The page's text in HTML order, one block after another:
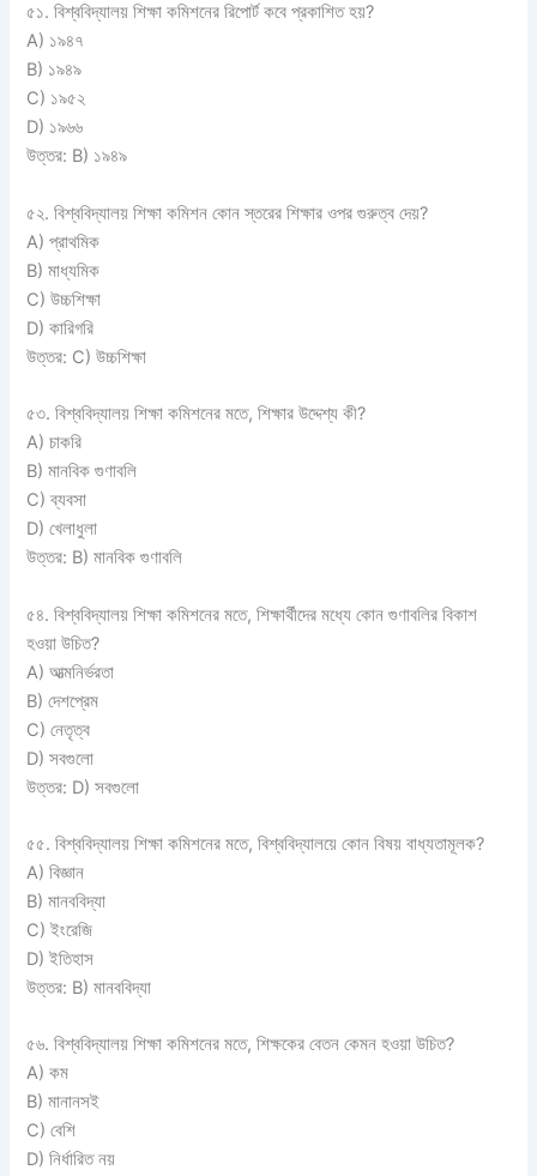
৫১. বিশ্ববিদ্যালয় শিক্ষা কমিশনের রিপোর্ট কবে প্রকাশিত হয়?
A) ১৯৪৭
B) ১৯৪৯
C) ১৯৫২
D) ১৯৬৬
উত্তর: B) ১৯৪৯
৫২. বিশ্ববিদ্যালয় শিক্ষা কমিশন কোন স্তরের শিক্ষার ওপর গুরুত্ব দেয়?
A) প্রাথমিক
B) মাধ্যমিক
C) উচ্চশিক্ষা
D) কারিগরি
উত্তর: C) উচ্চশিক্ষা
৫৩. বিশ্ববিদ্যালয় শিক্ষা কমিশনের মতে, শিক্ষার উদ্দেশ্য কী?
A) চাকরি
B) মানবিক গুণাবলি
C) ব্যবসা
D) খেলাধুলা
উত্তর: B) মানবিক গুণাবলি
৫৪. বিশ্ববিদ্যালয় শিক্ষা কমিশনের মতে, শিক্ষার্থীদের মধ্যে কোন গুণাবলির বিকাশ
হওয়া উচিত?
A) আত্মনির্ভরতা
B) দেশপ্রেম
C) নেতৃত্ব
D) সবগুলো
উত্তর: D) সবগুলো
৫৫. বিশ্ববিদ্যালয় শিক্ষা কমিশনের মতে, বিশ্ববিদ্যালয়ে কোন বিষয় বাধ্যতামূলক?
A) বিজ্ঞান
B) মানববিদ্যা
C) ইংরেজি
D) ইতিহাস
উত্তর: B) মানববিদ্যা
৫৬. বিশ্ববিদ্যালয় শিক্ষা কমিশনের মতে, শিক্ষকের বেতন কেমন হওয়া উচিত?
A) কম
B) মানানসই
C) বেশি
D) নির্ধারিত নয়